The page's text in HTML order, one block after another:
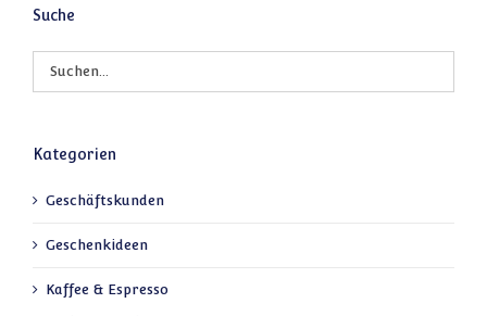
Suche
Kategorien
Geschäftskunden
Geschenkideen
Kaffee & Espresso